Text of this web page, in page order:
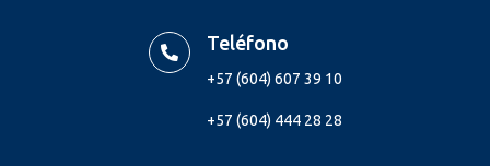
 Teléfono
+57 (604) 607 39 10
+57 (604) 444 28 28